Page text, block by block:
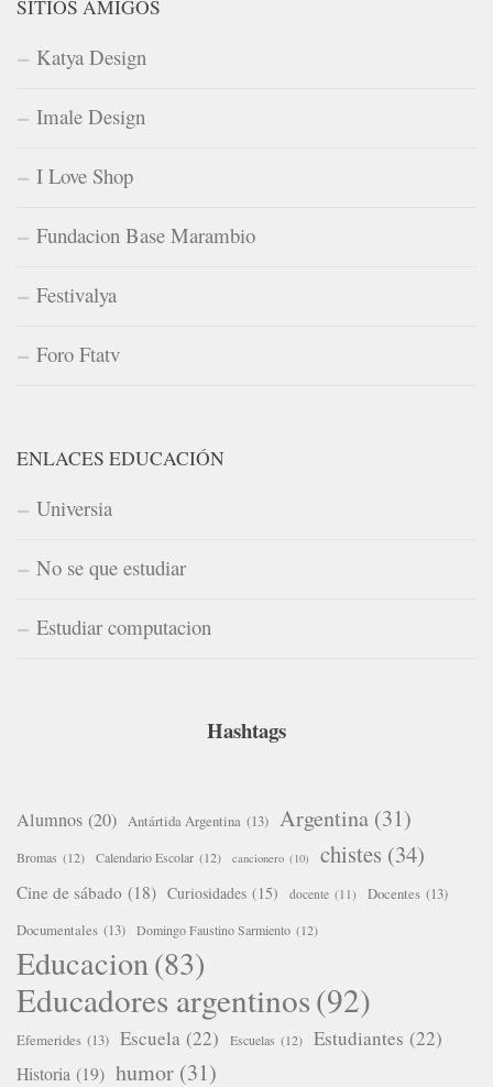
SITIOS AMIGOS
Katya Design
Imale Design
I Love Shop
Fundacion Base Marambio
Festivalya
Foro Ftatv
ENLACES EDUCACIÓN
Universia
No se que estudiar
Estudiar computacion
Hashtags
Alumnos (20) Antártida Argentina (13) Argentina (31)
Bromas (12) Calendario Escolar (12) cancionero (10) chistes (34)
Cine de sábado (18) Curiosidades (15) docente (11) Docentes (13)
Documentales (13) Domingo Faustino Sarmiento (12)
Educacion (83)
Educadores argentinos(92)
Efemerides (13) Escuela (22) Escuelas (12) Estudiantes (22)
Historia (19) humor (31)